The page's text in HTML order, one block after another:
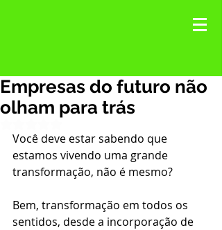
Empresas do futuro não
olham para trás
Você deve estar sabendo que
estamos vivendo uma grande
transformação, não é mesmo?
Bem, transformação em todos os
sentidos, desde a incorporação de